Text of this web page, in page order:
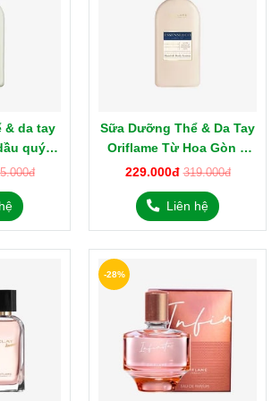
& da tay
quýt
tươi
Sữa Dưỡng Thể & Da Tay
Oriflame Từ Hoa Gòn &
Tinh Dầu Bạch Đậu Khấu
229.000đ 319.000đ
Liên hệ
-28%